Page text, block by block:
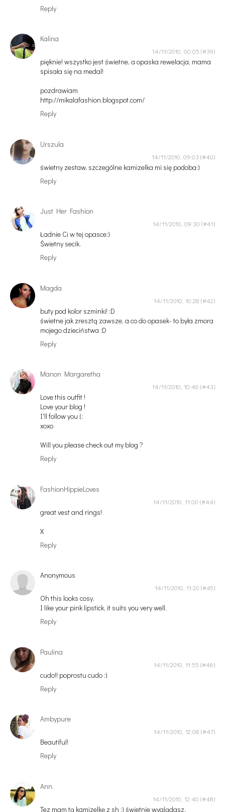
Reply
Kalina
14/11/2010, 00:05
pięknie! wszystko jest świetne, a opaska rewelacja, mama
spisała się na medal!
pozdrawiam
http://mikalafashion.blogspot.com/
Reply
Urszula
14/11/2010, 09:03
świetny zestaw, szczególne kamizelka mi się podoba:)
Reply
Just Her Fashion
14/11/2010, 09:30
Ładnie Ci w tej opasce:)
Świetny secik.
Reply
Magda
14/11/2010, 10:28
buty pod kolor szminki! :D
świetne jak zresztą zawsze, a co do opasek- to była zmora
mojego dzieciństwa :D
Reply
Manon Margaretha
14/11/2010, 10:46
Love this outfit !
Love your blog !
I'll follow you (:
xoxo
Will you please check out my blog ?
Reply
FashionHippieLoves
14/11/2010, 11:00
great vest and rings!
X
Reply
Anonymous
14/11/2010, 11:20
Oh this looks cosy.
I like your pink lipstick, it suits you very well.
Reply
Paulina
14/11/2010, 11:55
cudo!! poprostu cudo :)
Reply
Ambypure
14/11/2010, 12:08
Beautiful!
Reply
Ann.
14/11/2010, 12:40
Tez mam tą kamizelkę z sh :) świetnie wyglądasz.